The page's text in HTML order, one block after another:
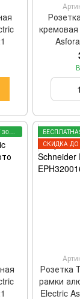
БЕСПЛАТНАЯ ДОСТАВКА ОТ 3000 ГРН
СКИДКА ДО
Розетка
рамки
Electric